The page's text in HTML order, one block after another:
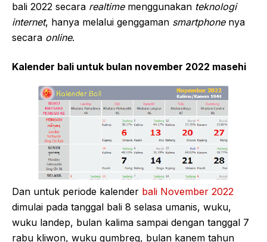
bali 2022 secara realtimemenggunakan teknologi
internet, hanya melalui genggaman smartphone nya
secara online.
Kalender bali untuk bulan november 2022 masehi
Dan untuk periode kalender bali November 2022
dimulai pada tanggal bali 8 selasa umanis, wuku,
wuku landep, bulan kalima sampai dengan tanggal 7
rabu kliwon, wuku gumbreg, bulan kanem tahun